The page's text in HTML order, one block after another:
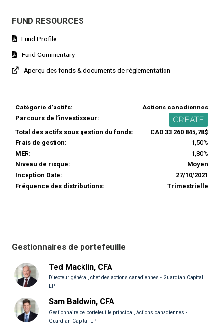
FUND RESOURCES
Fund Profile
Fund Commentary
Aperçu des fonds & documents de réglementation
Catégorie d’actifs:
Actions canadiennes
Parcours de l’investisseur:
CREATE
Total des actifs sous gestion du fonds:
CAD 33 260 845,78$
Frais de gestion:
1,50%
MER:
1,80%
Niveau de risque:
Moyen
Inception Date:
27/10/2021
Fréquence des distributions:
Trimestrielle
Gestionnaires de portefeuille
Ted Macklin, CFA
Directeur général, chef des actions canadiennes - Guardian Capital
LP
Sam Baldwin, CFA
Gestionnaire de portefeuille principal, Actions canadiennes -
Guardian Capital LP